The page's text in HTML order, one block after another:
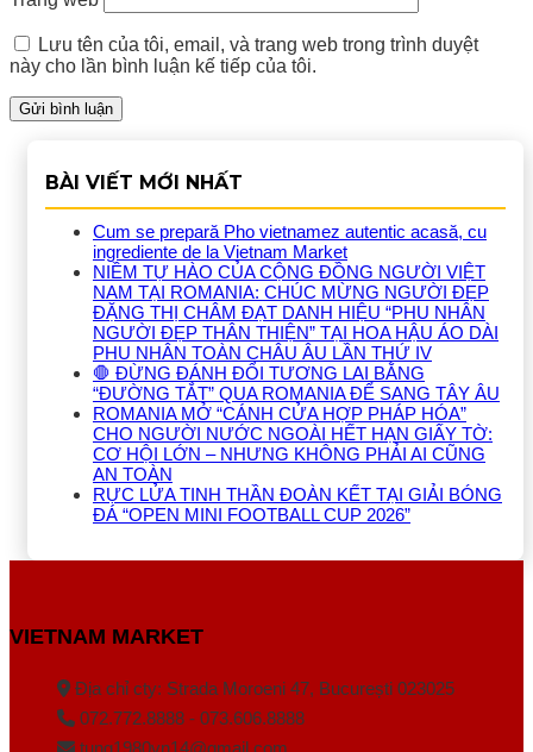
Lưu tên của tôi, email, và trang web trong trình duyệt
này cho lần bình luận kế tiếp của tôi.
BÀI VIẾT MỚI NHẤT
Cum se prepară Pho vietnamez autentic acasă, cu
ingrediente de la Vietnam Market
NIỀM TỰ HÀO CỦA CỘNG ĐỒNG NGƯỜI VIỆT
NAM TẠI ROMANIA: CHÚC MỪNG NGƯỜI ĐẸP
ĐẶNG THỊ CHÂM ĐẠT DANH HIỆU “PHU NHÂN
NGƯỜI ĐẸP THÂN THIỆN” TẠI HOA HẬU ÁO DÀI
PHU NHÂN TOÀN CHÂU ÂU LẦN THỨ IV
🛑 ĐỪNG ĐÁNH ĐỔI TƯƠNG LAI BẰNG
“ĐƯỜNG TẮT” QUA ROMANIA ĐỂ SANG TÂY ÂU
ROMANIA MỞ “CÁNH CỬA HỢP PHÁP HÓA”
CHO NGƯỜI NƯỚC NGOÀI HẾT HẠN GIẤY TỜ:
CƠ HỘI LỚN – NHƯNG KHÔNG PHẢI AI CŨNG
AN TOÀN
RỰC LỬA TINH THẦN ĐOÀN KẾT TẠI GIẢI BÓNG
ĐÁ “OPEN MINI FOOTBALL CUP 2026”
VIETNAM MARKET
Địa chỉ cty: Strada Moroeni 47, București 023025
072.772.8888 - 073.606.8888